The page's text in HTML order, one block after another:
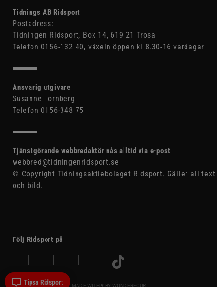
Tipsa Ridsport
Tidnings AB Ridsport
Postadress:
Tidningen Ridsport, Box 14, 619 21 Trosa
Telefon 0156-132 40, växeln öppen kl 8.30-16 vardagar
Ansvarig utgivare
Susanne Tornberg
Telefon 0156-348 75
Tjänstgörande webbredaktör nås alltid via e-post
webbred@tidningenridsport.se
© Copyright Tidningsaktiebolaget Ridsport. Gäller all text
och bild.
Följ Ridsport på
MADE WITH ♥ BY WONDERFOUR